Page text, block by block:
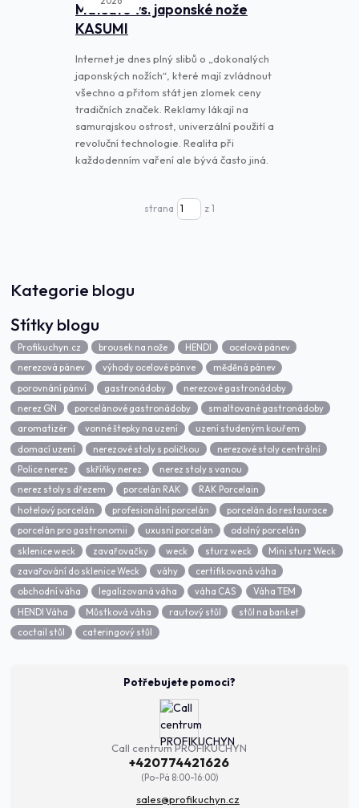
Kategorie blogu
Štítky blogu
Profikuchyn.cz brousek na nože HENDI
ocelová pánev
nerezová pánev
výhody ocelové pánve
měděná pánev
porovnání pánví
gastronádoby
nerezové gastronádoby
nerez GN
porcelánové gastronádoby
smaltované gastronádoby
aromatizér
vonné štepky na uzení
uzení studeným kouřem
domací uzení
nerezové stoly s poličkou
nerezové stoly centrální
Police nerez
skříňky nerez
nerez stoly s vanou
nerez stoly s dřezem
porcelán RAK
RAK Porcelain
hotelový porcelán
profesionální porcelán
porcelán do restaurace
porcelán pro gastronomii
uxusní porcelán
odolný porcelán
sklenice weck
zavařovačky weck sturz weck
Mini sturz Weck
zavařování do sklenice Weck
váhy
certifikovaná váha
obchodní váha
legalizovaná váha váha CAS
Váha TEM
HENDI Váha
Můstková váha rautový stůl
stůl na banket
coctail stůl
cateringový stůl
Potřebujete pomoci?
Call centrum PROFIKUCHYN
+420774421626
(Po-Pá 8:00-16:00)
sales@profikuchyn.cz
Matsato vs. japonské nože
KASUMI
Internet je dnes plný slibů o „dokonalých
japonských nožích“, které mají zvládnout
všechno a přitom stát jen zlomek ceny
tradičních značek. Reklamy lákají na
samurajskou ostrost, univerzální použití a
revoluční technologie. Realita při
každodenním vaření ale bývá často jiná.
strana z 1